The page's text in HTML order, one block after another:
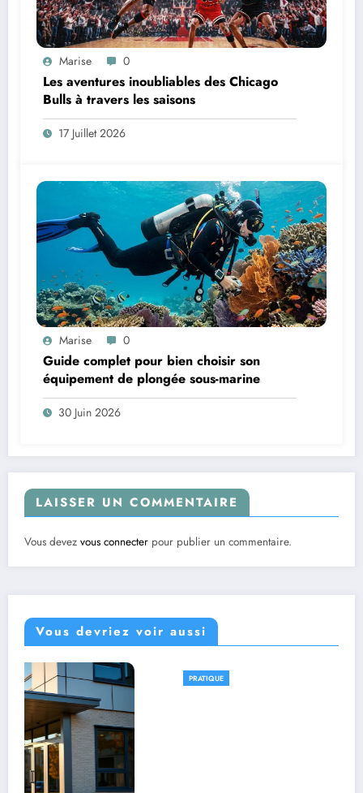
Marise 0
Les aventures inoubliables des Chicago
Bulls à travers les saisons
17 Juillet 2026
Marise 0
Guide complet pour bien choisir son
équipement de plongée sous-marine
30 Juin 2026
LAISSER UN COMMENTAIRE
Vous devez vous connecter pour publier un commentaire.
Vous devriez voir aussi
PRATIQUE